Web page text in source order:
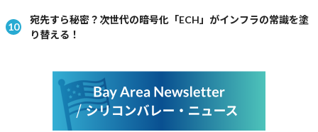
宛先すら秘密？次世代の暗号化「ECH」がインフラの常識を塗
り替える！